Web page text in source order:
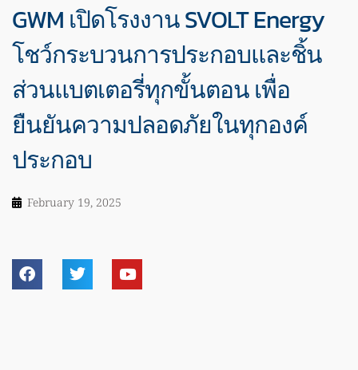
GWM เปิดโรงงาน SVOLT Energy
โชว์กระบวนการประกอบและชิ้น
ส่วนแบตเตอรี่ทุกขั้นตอน เพื่อ
ยืนยันความปลอดภัยในทุกองค์
ประกอบ
February 19, 2025